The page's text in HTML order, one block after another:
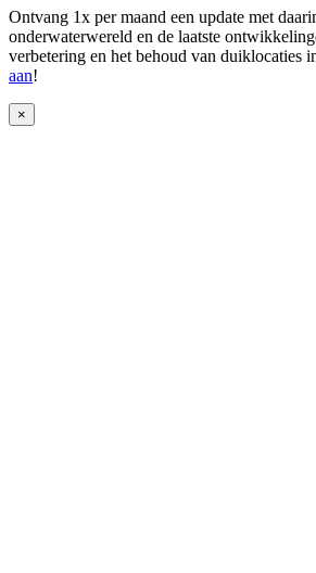
Ontvang 1x per maand een update met
onderwaterwereld en de laatste
verbetering en het behoud van duiklocaties
aan!
×